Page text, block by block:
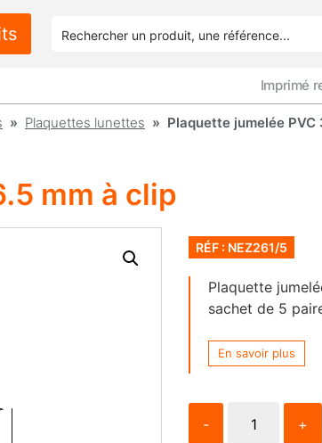
Imprimé
» Plaquettes lunettes » Plaquette jumelée PVC
mm à clip
RÉF : NEZ261/5
Plaquette
sachet de 5
En savoir plus
- +